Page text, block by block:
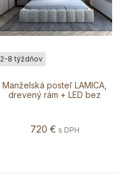
Manželská posteľ LAMICA,
drevený rám + LED bez
2-8 týždňov
720 € s DPH